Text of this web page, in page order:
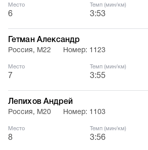
Место
6
Темп (мин/км)
3:53
Гетман Александр
Россия, М22 Номер: 1123
Место
7
Темп (мин/км)
3:55
Лепихов Андрей
Россия, М20 Номер: 1103
Место
8
Темп (мин/км)
3:56